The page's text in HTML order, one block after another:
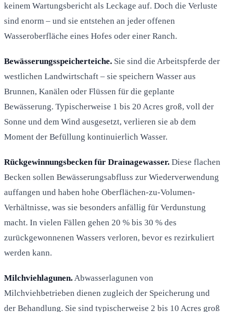
keinem Wartungsbericht als Leckage auf. Doch die Verluste
sind enorm – und sie entstehen an jeder offenen
Wasseroberfläche eines Hofes oder einer Ranch.
Bewässerungsspeicherteiche. Sie sind die Arbeitspferde der
westlichen Landwirtschaft – sie speichern Wasser aus
Brunnen, Kanälen oder Flüssen für die geplante
Bewässerung. Typischerweise 1 bis 20 Acres groß, voll der
Sonne und dem Wind ausgesetzt, verlieren sie ab dem
Moment der Befüllung kontinuierlich Wasser.
Rückgewinnungsbecken für Drainagewasser. Diese flachen
Becken sollen Bewässerungsabfluss zur Wiederverwendung
auffangen und haben hohe Oberflächen-zu-Volumen-
Verhältnisse, was sie besonders anfällig für Verdunstung
macht. In vielen Fällen gehen 20 % bis 30 % des
zurückgewonnenen Wassers verloren, bevor es rezirkuliert
werden kann.
Milchviehlagunen.Abwasserlagunen von
Milchviehbetrieben dienen zugleich der Speicherung und
der Behandlung. Sie sind typischerweise 2 bis 10 Acres groß